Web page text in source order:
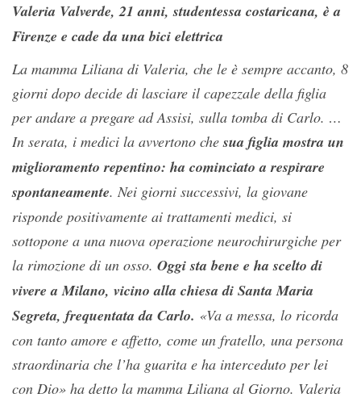
Valeria Valverde, 21 anni, studentessa costaricana, è a
Firenze e cade da una bici elettrica
La mamma Liliana di Valeria, che le è sempre accanto, 8
giorni dopo decide di lasciare il capezzale della figlia
per andare a pregare ad Assisi, sulla tomba di Carlo. …
In serata, i medici la avvertono chesua figlia mostra un
miglioramento repentino: ha cominciato a respirare
spontaneamente. Nei giorni successivi, la giovane
risponde positivamente ai trattamenti medici, si
sottopone a una nuova operazione neurochirurgiche per
la rimozione di un osso. Oggi sta bene e ha scelto di
vivere a Milano, vicino alla chiesa di Santa Maria
Segreta, frequentata da Carlo. «Va a messa, lo ricorda
con tanto amore e affetto, come un fratello, una persona
straordinaria che l’ha guarita e ha interceduto per lei
con Dio» ha detto la mamma Liliana al Giorno. Valeria